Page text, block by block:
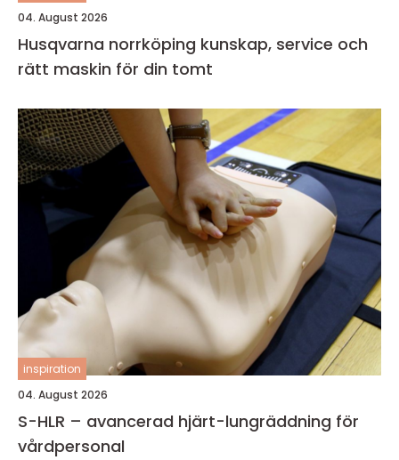
04. August 2026
Husqvarna norrköping kunskap, service och
rätt maskin för din tomt
inspiration
04. August 2026
S-HLR – avancerad hjärt-lungräddning för
vårdpersonal